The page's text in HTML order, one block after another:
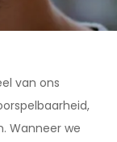
van ons
Wanneer we